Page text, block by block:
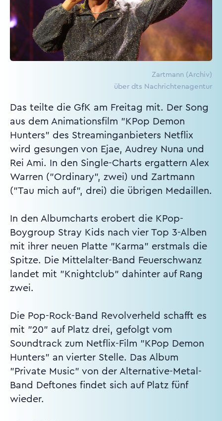
Zartmann (Archiv)
über dts Nachrichtenagentur
Das teilte die GfK am Freitag mit. Der Song
aus dem Animationsfilm "KPop Demon
Hunters" des Streaminganbieters Netflix
wird gesungen von Ejae, Audrey Nuna und
Rei Ami. In den Single-Charts ergattern Alex
Warren ("Ordinary", zwei) und Zartmann
("Tau mich auf", drei) die übrigen Medaillen.
In den Albumcharts erobert die KPop-
Boygroup Stray Kids nach vier Top 3-Alben
mit ihrer neuen Platte "Karma" erstmals die
Spitze. Die Mittelalter-Band Feuerschwanz
landet mit "Knightclub" dahinter auf Rang
zwei.
Die Pop-Rock-Band Revolverheld schafft es
mit "20" auf Platz drei, gefolgt vom
Soundtrack zum Netflix-Film "KPop Demon
Hunters" an vierter Stelle. Das Album
"Private Music" von der Alternative-Metal-
Band Deftones findet sich auf Platz fünf
wieder.